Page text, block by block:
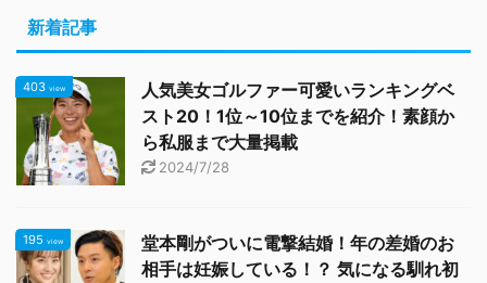
新着記事
403 view
人気美女ゴルファー可愛いランキングベ
スト20！1位～10位までを紹介！素顔か
ら私服まで大量掲載
2024/7/28
195 view
堂本剛がついに電撃結婚！年の差婚のお
相手は妊娠している！？ 気になる馴れ初